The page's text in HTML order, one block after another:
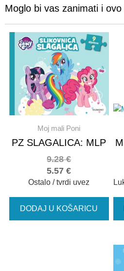
Moglo bi vas zanimati i ovo
Moj mali Poni
PZ SLAGALICA: MLP
5.57€
9.28€
Ostalo / tvrdi uvez
DODAJ U KOŠARICU